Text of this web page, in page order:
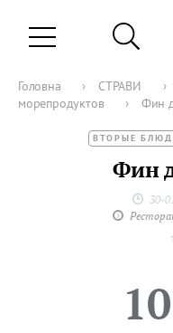
Головна › СТРАВИ ›
морепродуктов
› Фин
ВТОРЫЕ
Фин
30-